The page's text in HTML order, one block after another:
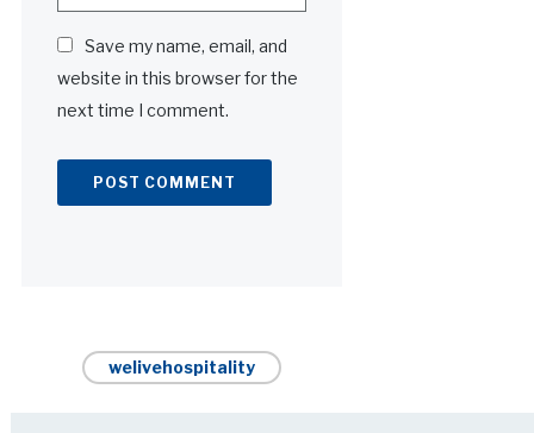
Save my name, email, and
website in this browser for the
next time I comment.
welivehospitality